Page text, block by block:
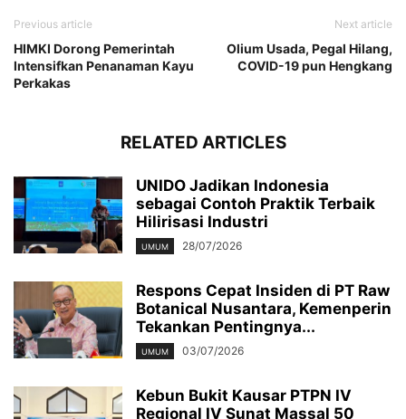
Previous article
HIMKI Dorong Pemerintah
Intensifkan Penanaman Kayu
Perkakas
Next article
Olium Usada, Pegal Hilang,
COVID-19 pun Hengkang
RELATED ARTICLES
UNIDO Jadikan Indonesia
sebagai Contoh Praktik Terbaik
Hilirisasi Industri
UMUM 28/07/2026
Respons Cepat Insiden di PT Raw
Botanical Nusantara, Kemenperin
Tekankan Pentingnya...
UMUM 03/07/2026
Kebun Bukit Kausar PTPN IV
Regional IV Sunat Massal 50